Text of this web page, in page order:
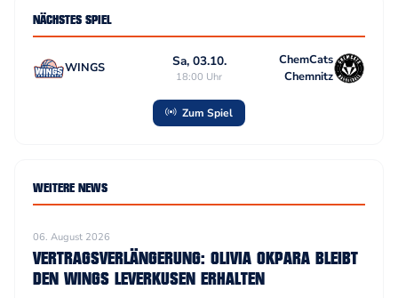
NÄCHSTES SPIEL
WINGS Sa, 03.10.
18:00 Uhr
ChemCats
Chemnitz
Zum Spiel
WEITERE NEWS
06. August 2026
VERTRAGSVERLÄNGERUNG: OLIVIA OKPARA BLEIBT
DEN WINGS LEVERKUSEN ERHALTEN